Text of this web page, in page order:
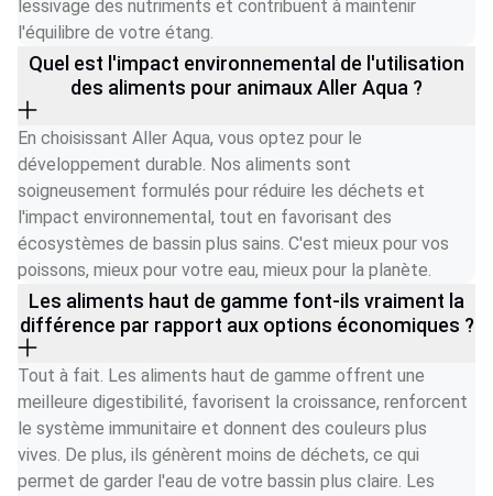
lessivage des nutriments et contribuent à maintenir
l'équilibre de votre étang.
Quel est l'impact environnemental de l'utilisation
des aliments pour animaux Aller Aqua ?
En choisissant Aller Aqua, vous optez pour le
développement durable. Nos aliments sont
soigneusement formulés pour réduire les déchets et
l'impact environnemental, tout en favorisant des
écosystèmes de bassin plus sains. C'est mieux pour vos
poissons, mieux pour votre eau, mieux pour la planète.
Les aliments haut de gamme font-ils vraiment la
différence par rapport aux options économiques ?
Tout à fait. Les aliments haut de gamme offrent une
meilleure digestibilité, favorisent la croissance, renforcent
le système immunitaire et donnent des couleurs plus
vives. De plus, ils génèrent moins de déchets, ce qui
permet de garder l'eau de votre bassin plus claire. Les